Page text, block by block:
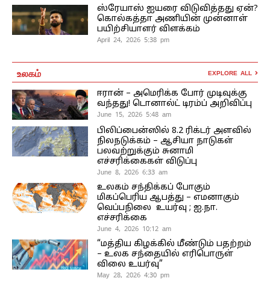
ஸ்ரேயாஸ் ஐயரை விடுவித்தது ஏன்?
கொல்கத்தா அணியின் முன்னாள்
பயிற்சியாளர் விளக்கம்
April 24, 2026 5:38 pm
உலகம் EXPLORE ALL
ஈரான் – அமெரிக்க போர் முடிவுக்கு
வந்தது! டொனால்ட் டிரம்ப் அறிவிப்பு
June 15, 2026 5:48 am
பிலிப்பைன்ஸில் 8.2 ரிக்டர் அளவில்
நிலநடுக்கம் – ஆசியா நாடுகள்
பலவற்றுக்கும் சுனாமி
எச்சரிக்கைகள் விடுப்பு
June 8, 2026 6:33 am
உலகம் சந்திக்கப் போகும்
மிகப்பெரிய ஆபத்து – எமனாகும்
வெப்பநிலை உயர்வு ; ஐ.நா.
எச்சரிக்கை
June 4, 2026 10:12 am
“மத்திய கிழக்கில் மீண்டும் பதற்றம்
– உலக சந்தையில் எரிபொருள்
விலை உயர்வு”
May 28, 2026 4:30 pm